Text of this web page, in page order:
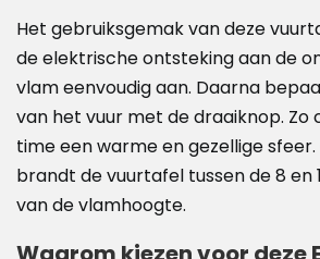
Het gebruiksgemak van deze
de elektrische ontsteking aan de
vlam eenvoudig aan. Daarna
van het vuur met de draaiknop. Zo
time een warme en gezellige
brandt de vuurtafel tussen de 8 en
van de vlamhoogte.